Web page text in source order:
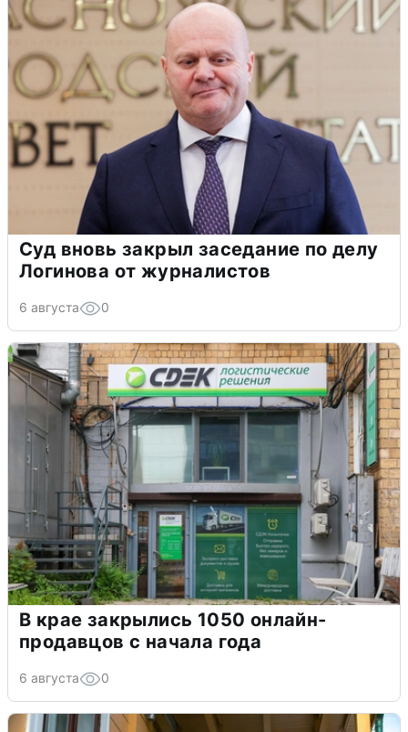
Суд вновь закрыл заседание по делу
Логинова от журналистов
6 августа 0
В крае закрылись 1050 онлайн-
продавцов с начала года
6 августа 0